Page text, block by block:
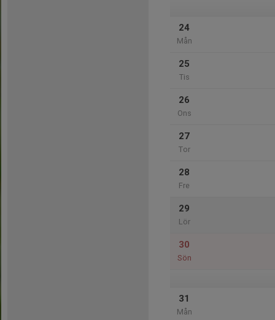
24
Mån
25
Tis
26
Ons
27
Tor
28
Fre
29
Lör
30
Sön
31
Mån